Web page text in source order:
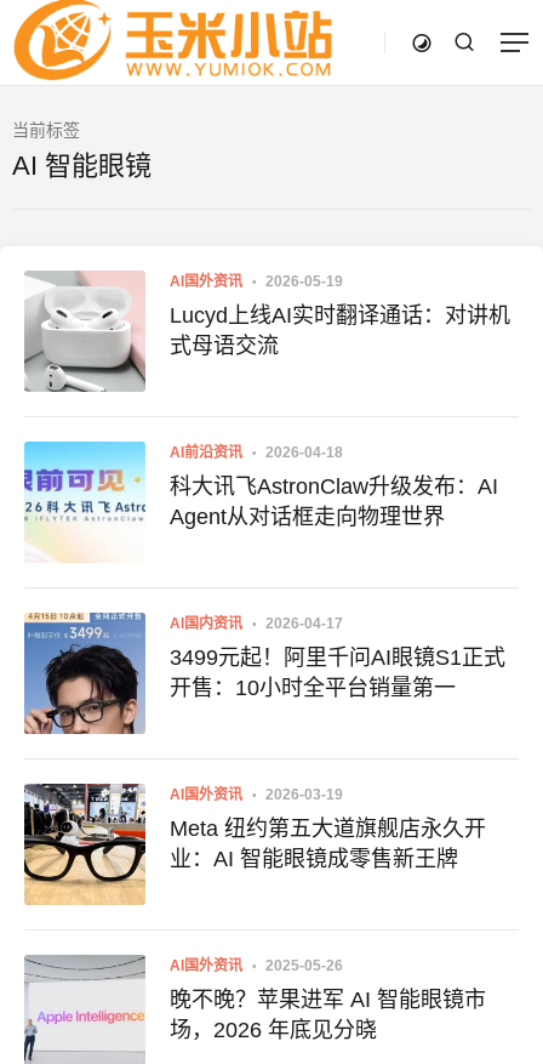
当前标签
AI 智能眼镜
AI国外资讯 2026-05-19
Lucyd上线AI实时翻译通话：对讲机
式母语交流
AI前沿资讯 2026-04-18
科大讯飞AstronClaw升级发布：AI
Agent从对话框走向物理世界
AI国内资讯 2026-04-17
3499元起！阿里千问AI眼镜S1正式
开售：10小时全平台销量第一
AI国外资讯 2026-03-19
Meta 纽约第五大道旗舰店永久开
业：AI 智能眼镜成零售新王牌
AI国外资讯 2025-05-26
晚不晚？苹果进军 AI 智能眼镜市
场，2026 年底见分晓